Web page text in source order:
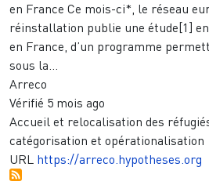
en France Ce mois-ci*, le réseau
réinstallation publie une étude[1]
en France, d’un programme
sous la...
Arreco
Vérifié 5 mois ago
Accueil et relocalisation des
catégorisation et opérationalisation
URL https://arreco.hypotheses.org